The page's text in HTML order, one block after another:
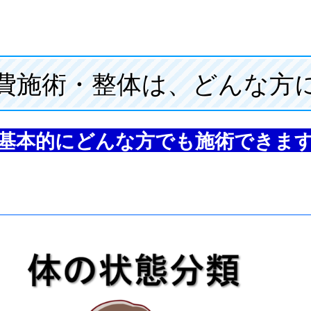
施術・整体は、どんな方
本的にどんな方でも施術できま